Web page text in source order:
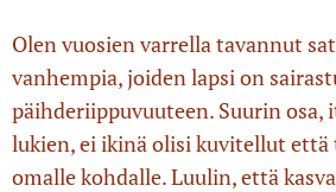
Olen vuosien varrella tavannut
vanhempia, joiden lapsi on
päihderiippuvuuteen. Suurin osa,
lukien, ei ikinä olisi kuvitellut että
omalle kohdalle. Luulin, että